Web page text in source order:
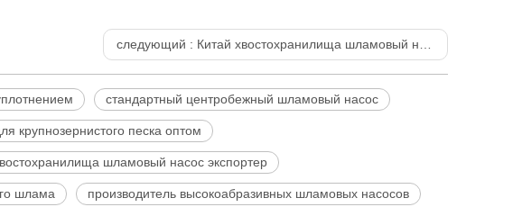
следующий : Китай хвостохранилища шламовый насос экспортер-Muyuan
стандартный центробежный шламовый насос
крупнозернистого песка оптом
шламовый насос экспортер
шлама производитель высокоабразивных шламовых насосов